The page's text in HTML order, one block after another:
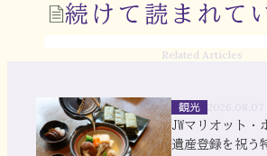
続けて読まれて
Related Articles
観光
JWマリオット・
遺産登録を祝う